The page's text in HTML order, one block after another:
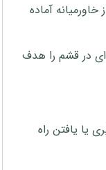
آماده
خانه‌ای در قشم را هدف
یا یافتن راه